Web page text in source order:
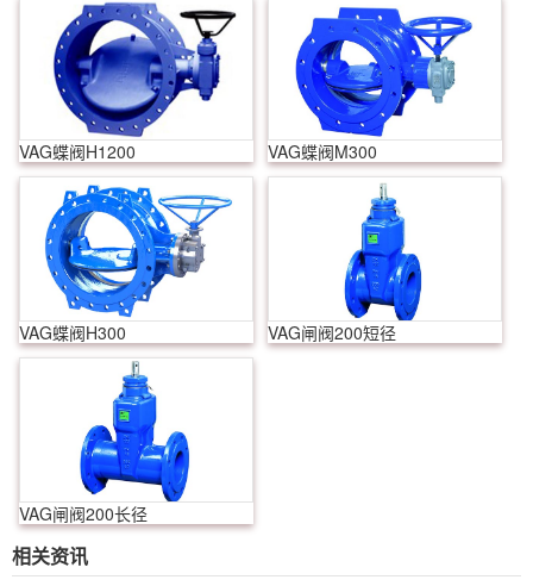
VAG蝶阀H1200 VAG蝶阀M300
VAG蝶阀H300 VAG闸阀200短径
VAG闸阀200长径
相关资讯